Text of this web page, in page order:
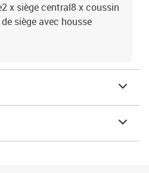
x siège central8 x coussin
siège avec housse